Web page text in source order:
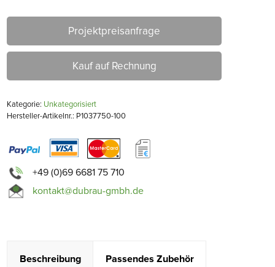
Projektpreisanfrage
Kauf auf Rechnung
Kategorie: Unkategorisiert
Hersteller-Artikelnr.: P1037750-100
+49 (0)69 6681 75 710
kontakt@dubrau-gmbh.de
Beschreibung Passendes Zubehör